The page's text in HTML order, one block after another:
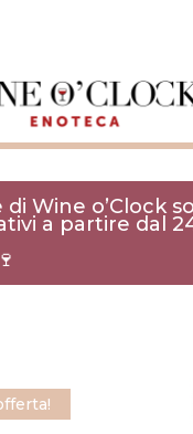
Wine o’Clock
a partire dal